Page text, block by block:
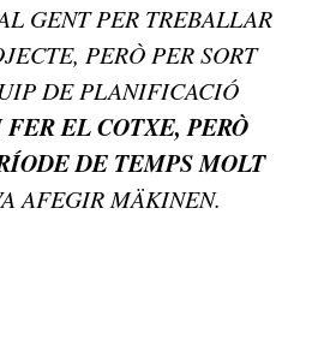
GENT PER TREBALLAR
PERÒ PER SORT
DE PLANIFICACIÓ
EL COTXE, PERÒ
DE TEMPS MOLT
AFEGIR MÄKINEN.